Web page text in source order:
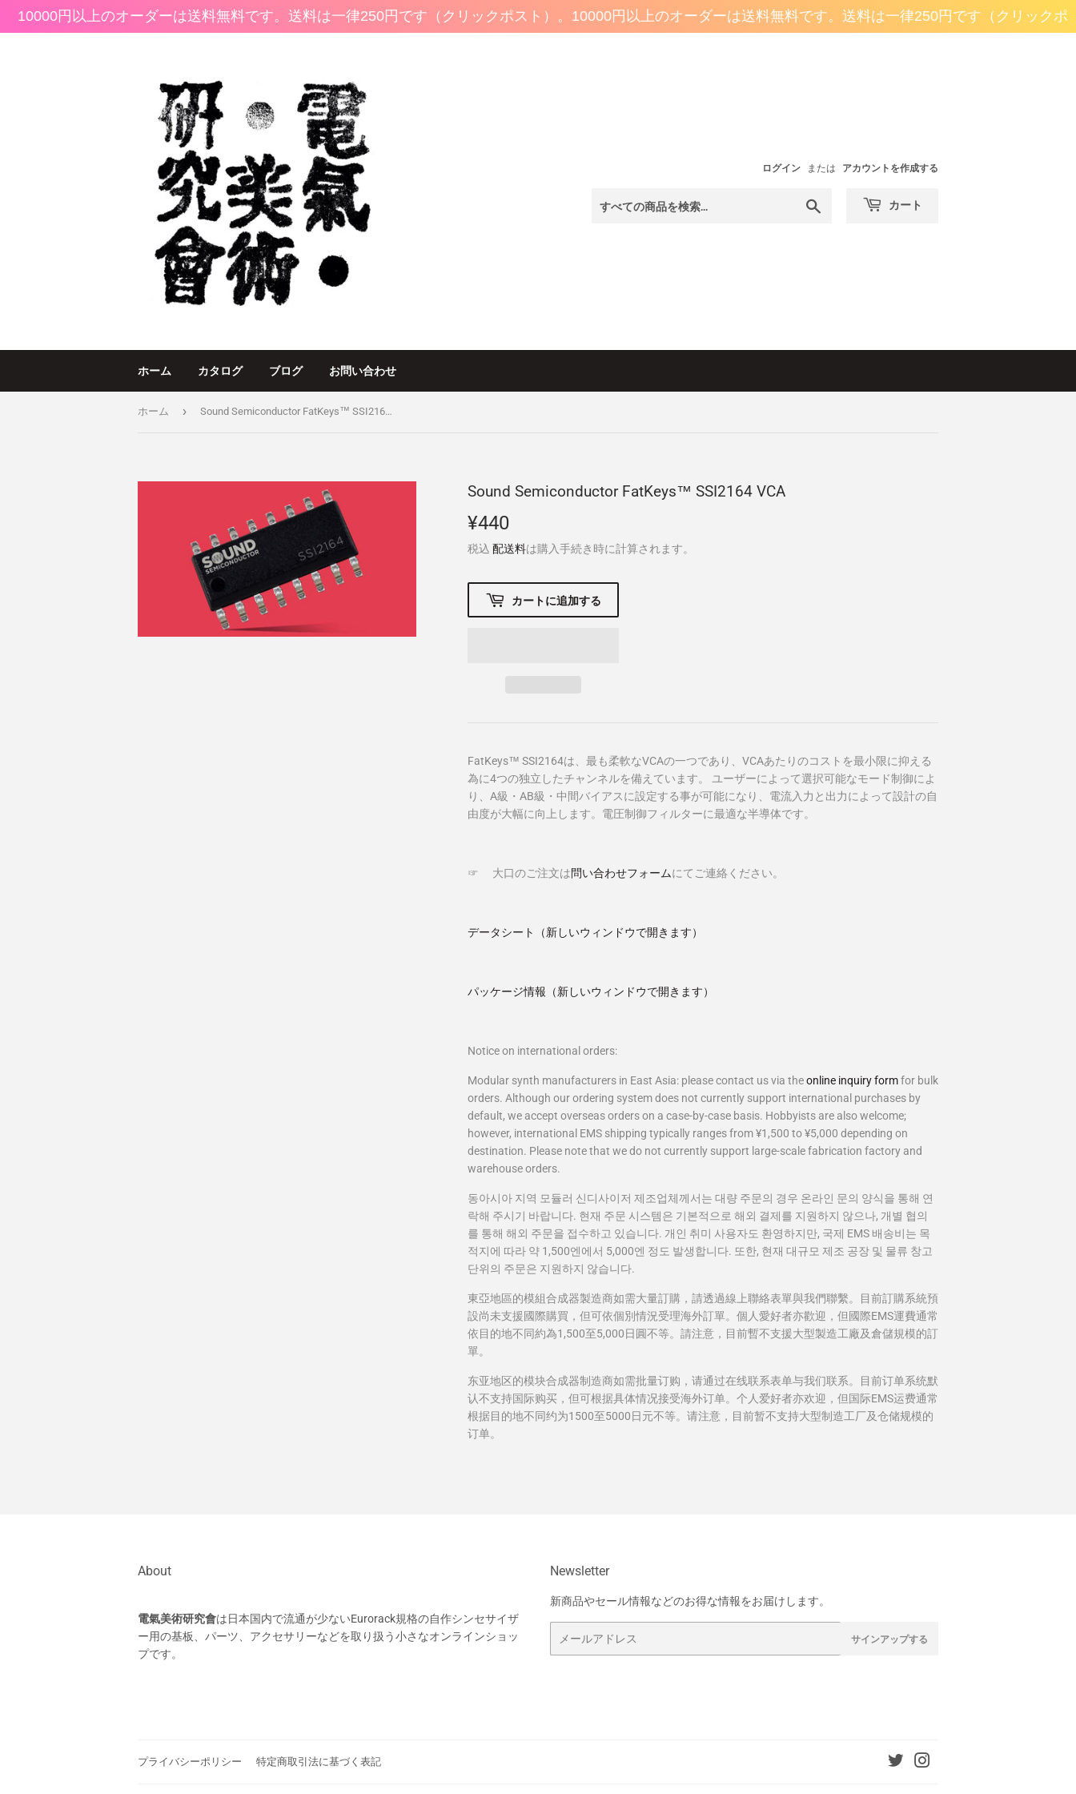
円以上のオーダーは送料無料です。送料は一律250円です（クリックポスト）。10000円以上のオーダーは送料無料です。送料は一律250円です（クリックポス
ログイン または アカウントを作成する
カート
ホーム カタログ ブログ お問い合わせ
ホーム › Sound Semiconductor FatKeys™ SSI2164 VCA
Sound Semiconductor FatKeys™ SSI2164 VCA
¥440
税込 配送料は購入手続き時に計算されます。
カートに追加する
FatKeys™ SSI2164は、最も柔軟なVCAの一つであり、 VCAあたりのコストを最小限に抑える
為に4つの独立したチャンネルを備えています。 ユーザーによって選択可能なモード制御によ
り、 A級・ AB級・中間バイアスに設定する事が可能になり、電流入力と出力によって設計の自
由度が大幅に向上します。電圧制御フィルターに最適な半導体です。
☞ 大口のご注文は問い合わせフォームにてご連絡ください。
データシート（新しいウィンドウで開きます）
パッケージ情報（新しいウィンドウで開きます）
Notice on international orders:
Modular synth manufacturers in East Asia: please contact us via theonline inquiry formfor bulk
orders. Although our ordering system does not currently support international purchases by
default, we accept overseas orders on a case-by-case basis. Hobbyists are also welcome;
however, international EMS shipping typically ranges from ¥1,500 to ¥5,000 depending on
destination. Please note that we do not currently support large-scale fabrication factory and
warehouse orders.
동아시아 지역 모듈러 신디사이저 제조업체께서는 대량 주문의 경우 온라인 문의 양식을 통해 연
락해 주시기 바랍니다. 현재 주문 시스템은 기본적으로 해외 결제를 지원하지 않으나, 개별 협의
를 통해 해외 주문을 접수하고 있습니다. 개인 취미 사용자도 환영하지만, 국제 EMS 배송비는 목
적지에 따라 약 1,500엔에서 5,000엔 정도 발생합니다. 또한, 현재 대규모 제조 공장 및 물류 창고
단위의 주문은 지원하지 않습니다.
東亞地區的模組合成器製造商如需大量訂購，請透過線上聯絡表單與我們聯繫。目前訂購系統預
設尚未支援國際購買，但可依個別情況受理海外訂單。個人愛好者亦歡迎，但國際EMS運費通常
依目的地不同約為1,500至5,000日圓不等。請注意，目前暫不支援大型製造工廠及倉儲規模的訂
單。
东亚地区的模块合成器制造商如需批量订购，请通过在线联系表单与我们联系。目前订单系统默
认不支持国际购买，但可根据具体情况接受海外订单。个人爱好者亦欢迎，但国际EMS运费通常
根据目的地不同约为1500至5000日元不等。请注意，目前暂不支持大型制造工厂及仓储规模的
订单。
About
電氣美術研究會は日本国内で流通が少ないEurorack規格の自作シンセサイザ
ー用の基板、パーツ、アクセサリーなどを取り扱う小さなオンラインショッ
プです。
Newsletter
新商品やセール情報などのお得な情報をお届けします。
サインアップする
プライバシーポリシー 特定商取引法に基づく表記 Twitter